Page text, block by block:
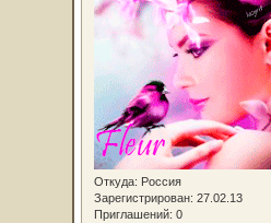
Откуда: Россия
Зарегистрирован: 27.02.13
Приглашений: 0